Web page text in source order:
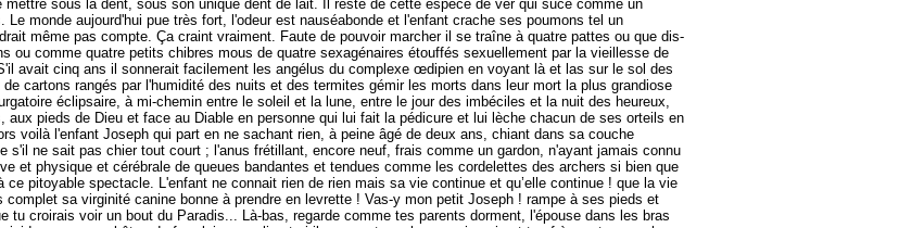
sous la dent, sous son unique dent de lait. Il reste de cette espèce de ver qui suce comme un
monde aujourd'hui pue très fort, l'odeur est nauséabonde et l'enfant crache ses poumons tel un
même pas compte. Ça craint vraiment. Faute de pouvoir marcher il se traîne à quatre pattes ou que dis-
ou comme quatre petits chibres mous de quatre sexagénaires étouffés sexuellement par la vieillesse de
avait cinq ans il sonnerait facilement les angélus du complexe œdipien en voyant là et las sur le sol des
cartons rangés par l'humidité des nuits et des termites gémir les morts dans leur mort la plus grandiose
éclipsaire, à mi-chemin entre le soleil et la lune, entre le jour des imbéciles et la nuit des heureux,
pieds de Dieu et face au Diable en personne qui lui fait la pédicure et lui lèche chacun de ses orteils en
voilà l'enfant Joseph qui part en ne sachant rien, à peine âgé de deux ans, chiant dans sa couche
s'il ne sait pas chier tout court ; l'anus frétillant, encore neuf, frais comme un gardon, n'ayant jamais connu
et physique et cérébrale de queues bandantes et tendues comme les cordelettes des archers si bien que
pitoyable spectacle. L'enfant ne connait rien de rien mais sa vie continue et qu’elle continue ! que la vie
complet sa virginité canine bonne à prendre en levrette ! Vas-y mon petit Joseph ! rampe à ses pieds et
croirais voir un bout du Paradis... Là-bas, regarde comme tes parents dorment, l'épouse dans les bras